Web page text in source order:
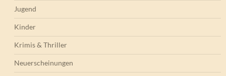
Jugend
Kinder
Krimis & Thriller
Neuerscheinungen